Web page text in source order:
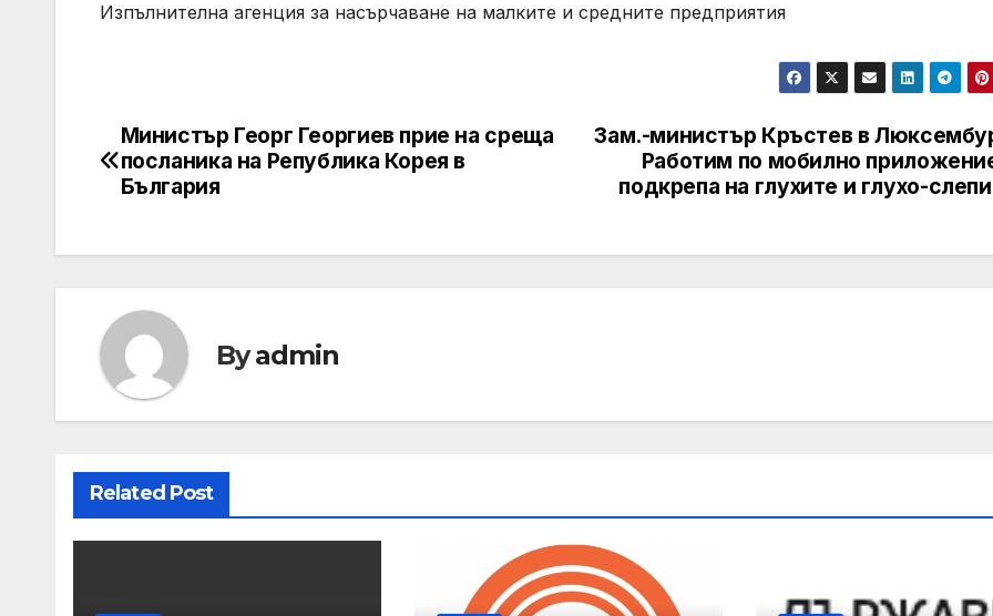
Изпълнителна агенция за насърчаване на малките и средните предприятия
Post
navigation
Зам.-министър Кръстев в
Работим по мобилно
подкрепа на глухите и глухо-
Министър Георг Георгиев прие на среща
посланика на Република Корея в
България
Byadmin
Related Post